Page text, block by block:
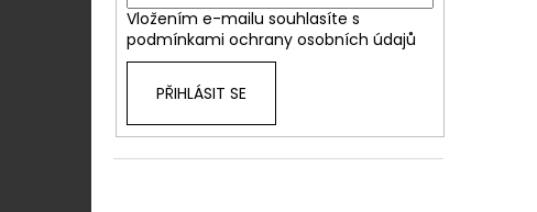
Vložením e-mailu souhlasíte s
podmínkami ochrany osobních údajů
PŘIHLÁSIT SE